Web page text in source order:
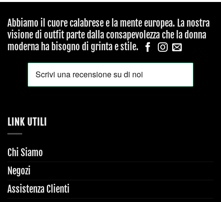
Abbiamo il cuore calabrese e la mente europea. La nostra
visione di outfit parte dalla consapevolezza che la donna
moderna ha bisogno di grinta e stile.
LINK UTILI
Chi Siamo
Negozi
Assistenza Clienti